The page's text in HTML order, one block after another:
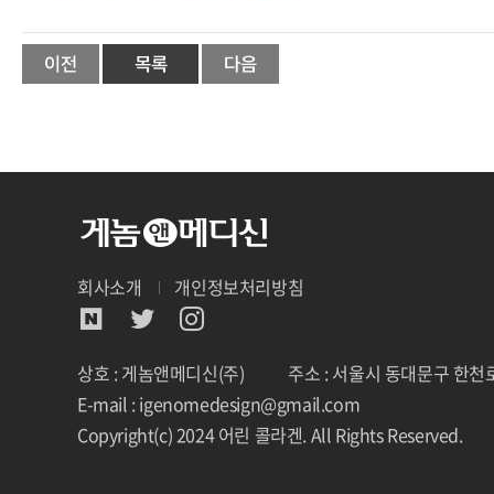
회사소개 개인정보처리방침
상호 : 게놈앤메디신(주)
주소 : 서울시 동대문구 한
E-mail : igenomedesign@gmail.com
Copyright(c) 2024 어린 콜라겐. All Rights Reserved.